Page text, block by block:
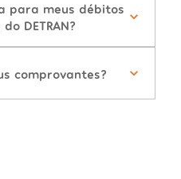
para meus débitos
DETRAN?
comprovantes?